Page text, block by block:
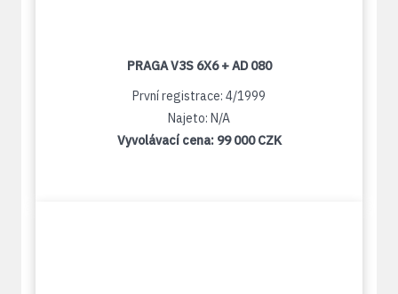
PRAGA V3S 6X6 + AD 080
První registrace: 4/1999
Najeto: N/A
Vyvolávací cena: 99 000 CZK